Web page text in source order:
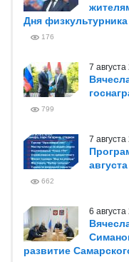
Дня физкультурника
176
7
799
7
662
6
развитие